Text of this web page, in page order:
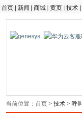
首页 新闻 商城 黄页 技术
当前位置：首页 > 技术 > 呼